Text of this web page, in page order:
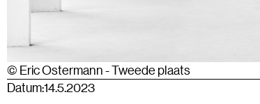
© Eric Ostermann - Tweede plaats
Datum:14.5.2023